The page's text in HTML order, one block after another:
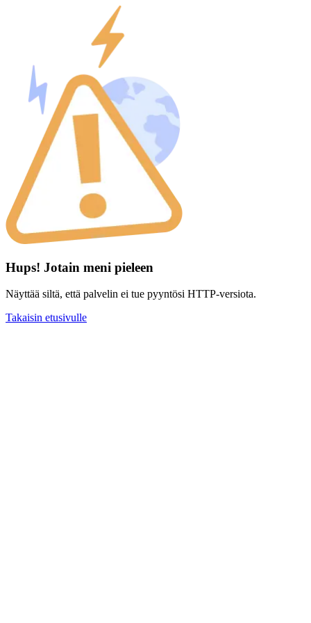
Hups! Jotain meni pieleen
Näyttää siltä, että palvelin ei tue pyyntösi HTTP-versiota.
Takaisin etusivulle